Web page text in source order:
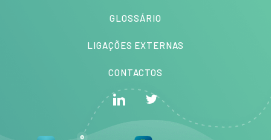
GLOSSÁRIO
LIGAÇÕES EXTERNAS
CONTACTOS